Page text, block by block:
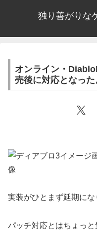
独り善がりな
オンライン・
売後に対応となっ
実装がひとまず延期にな
パッチ対応とはちょっと